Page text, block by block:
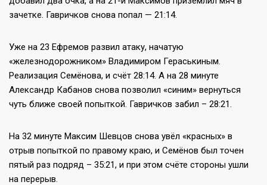
зачетке. Гавричков снова попал — 21:14.
Уже на 23 Ефремов развил атаку, начатую
«железнодорожником» Владимиром Гераськиным.
Реализация Семёнова, и счёт 28:14. А на 28 минуте
Александр Кабанов снова позволил «синим» вернуться
чуть ближе своей попыткой. Гавричков забил – 28:21.
На 32 минуте Максим Шевцов снова увёл «красных» в
отрыв попыткой по правому краю, и Семёнов был точен
пятый раз подряд – 35:21, и при этом счёте стороны ушли
на перерыв.